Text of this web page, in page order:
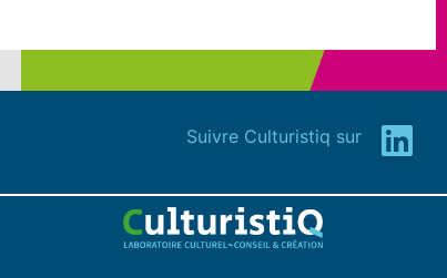
Suivre Culturistiq sur